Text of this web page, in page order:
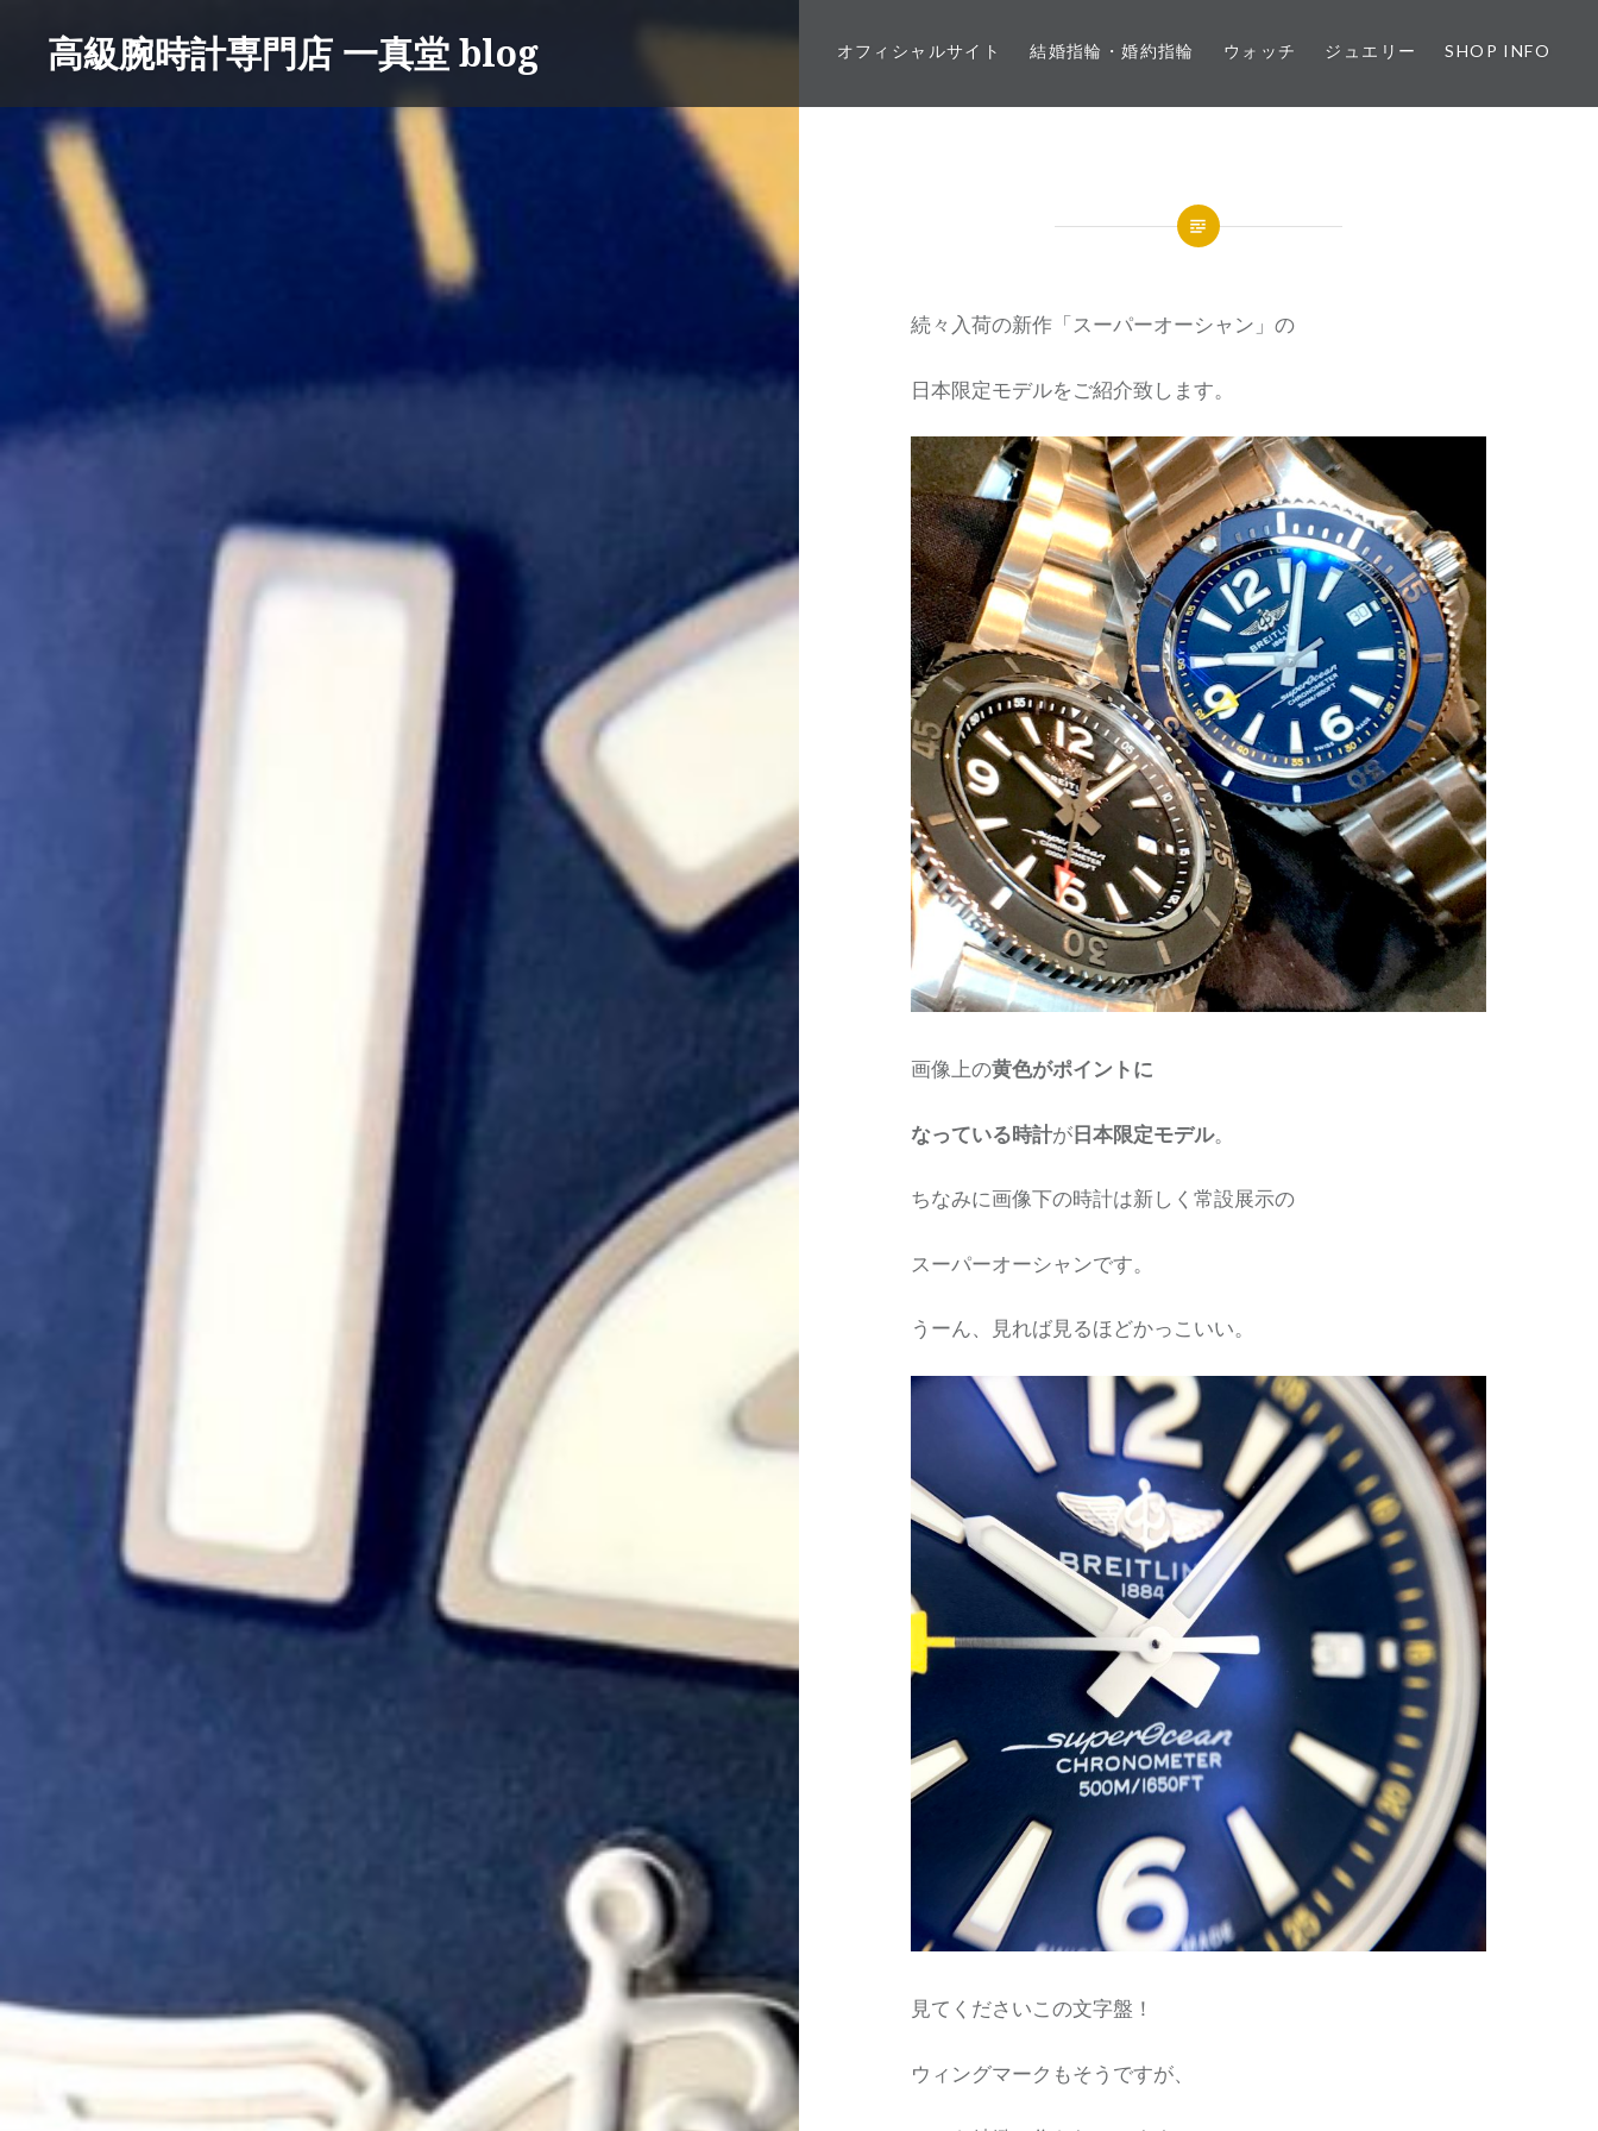
ン
高級腕時計専門店 一真堂 blog オフィシャルサイト 結婚指輪・婚約指輪 ウォッチ ジュエリー SHOP INFO
続々入荷の新作「スーパーオーシャン」の
日本限定モデルをご紹介致します。
画像上の黄色がポイントに
なっている時計が日本限定モデル。
ちなみに画像下の時計は新しく常設展示の
スーパーオーシャンです。
うーん、見れば見るほどかっこいい。
見てくださいこの文字盤！
ウィングマークもそうですが、